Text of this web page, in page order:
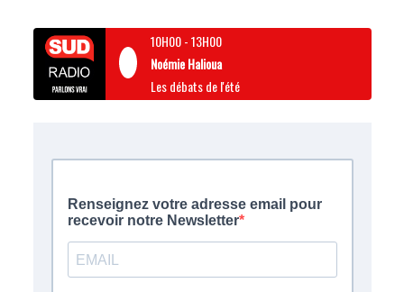
10H00-13H00
Noémie Halioua
Les débats de l'été